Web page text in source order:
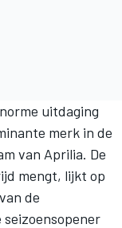
uitdaging
merk in de
van Aprilia. De
mengt, lijkt op
de